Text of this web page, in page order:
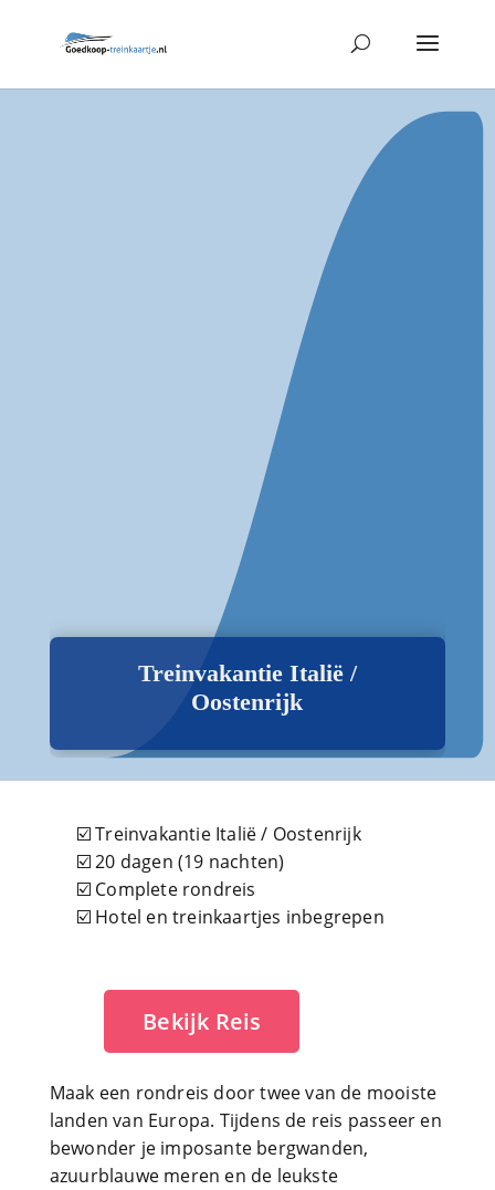
Treinvakantie Italië /
Oostenrijk
☑️ Treinvakantie Italië / Oostenrijk
☑️ 20 dagen (19 nachten)
☑️ Complete rondreis
☑️ Hotel en treinkaartjes inbegrepen
Bekijk Reis
Maak een rondreis door twee van de mooiste
landen van Europa. Tijdens de reis passeer en
bewonder je imposante bergwanden,
azuurblauwe meren en de leukste